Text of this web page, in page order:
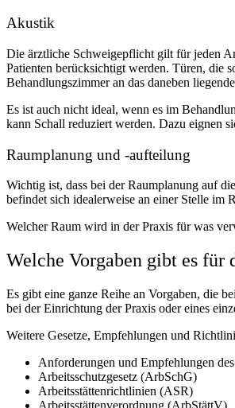
Akustik
Die ärztliche Schweigepflicht gilt für jeden
Patienten berücksichtigt werden. Türen, die
Behandlungszimmer an das daneben
Es ist auch nicht ideal, wenn es im
kann Schall reduziert werden. Dazu eignen
Raumplanung und -aufteilung
Wichtig ist, dass bei der Raumplanung auf
befindet sich idealerweise an einer Stelle im
Welcher Raum wird in der Praxis für was
Welche Vorgaben gibt es
Es gibt eine ganze Reihe an Vorgaben, die
bei der Einrichtung der Praxis oder eines
Weitere Gesetze, Empfehlungen und
Anforderungen und Empfehlungen
Arbeitsschutzgesetz (ArbSchG)
Arbeitsstättenrichtlinien (ASR)
Arbeitsstättenverordnung (ArbStättV)